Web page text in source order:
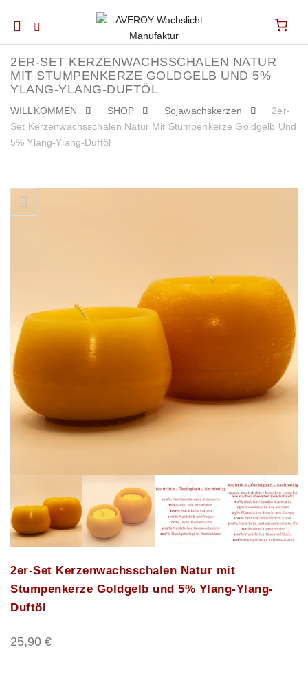
Mobile
2ER-SET KERZENWACHSSCHALEN NATUR
MIT STUMPENKERZE GOLDGELB UND 5%
YLANG-YLANG-DUFTÖL
WILLKOMMEN SHOP Sojawachskerzen
2er-
Set Kerzenwachsschalen Natur Mit Stumpenkerze Goldgelb Und
5% Ylang-Ylang-Duftöl
Skip to content
2er-Set Kerzenwachsschalen Natur mit
Stumpenkerze Goldgelb und 5% Ylang-Ylang-
Duftöl
25,90 €